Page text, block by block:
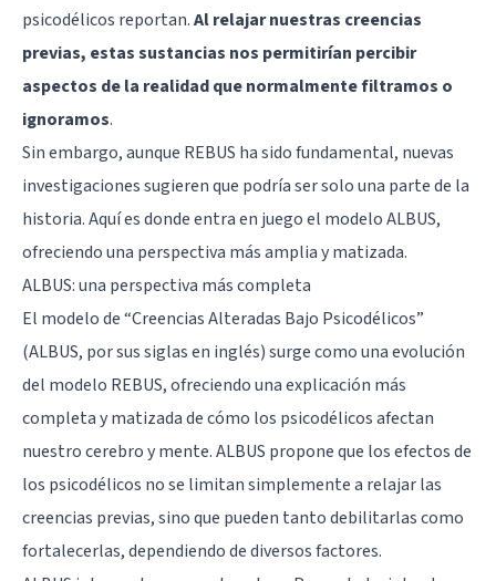
psicodélicos reportan.Al relajar nuestras creencias
previas, estas sustancias nos permitirían percibir
aspectos de la realidad que normalmente filtramos o
ignoramos.
Sin embargo, aunque REBUS ha sido fundamental, nuevas
investigaciones sugieren que podría ser solo una parte de la
historia. Aquí es donde entra en juego el modelo ALBUS,
ofreciendo una perspectiva más amplia y matizada.
ALBUS: una perspectiva más completa
El modelo de “Creencias Alteradas Bajo Psicodélicos”
(ALBUS, por sus siglas en inglés) surge como una evolución
del modelo REBUS, ofreciendo una explicación más
completa y matizada de cómo los psicodélicos afectan
nuestro cerebro y mente. ALBUS propone que los efectos de
los psicodélicos no se limitan simplemente a relajar las
creencias previas, sino que pueden tanto debilitarlas como
fortalecerlas, dependiendo de diversos factores.